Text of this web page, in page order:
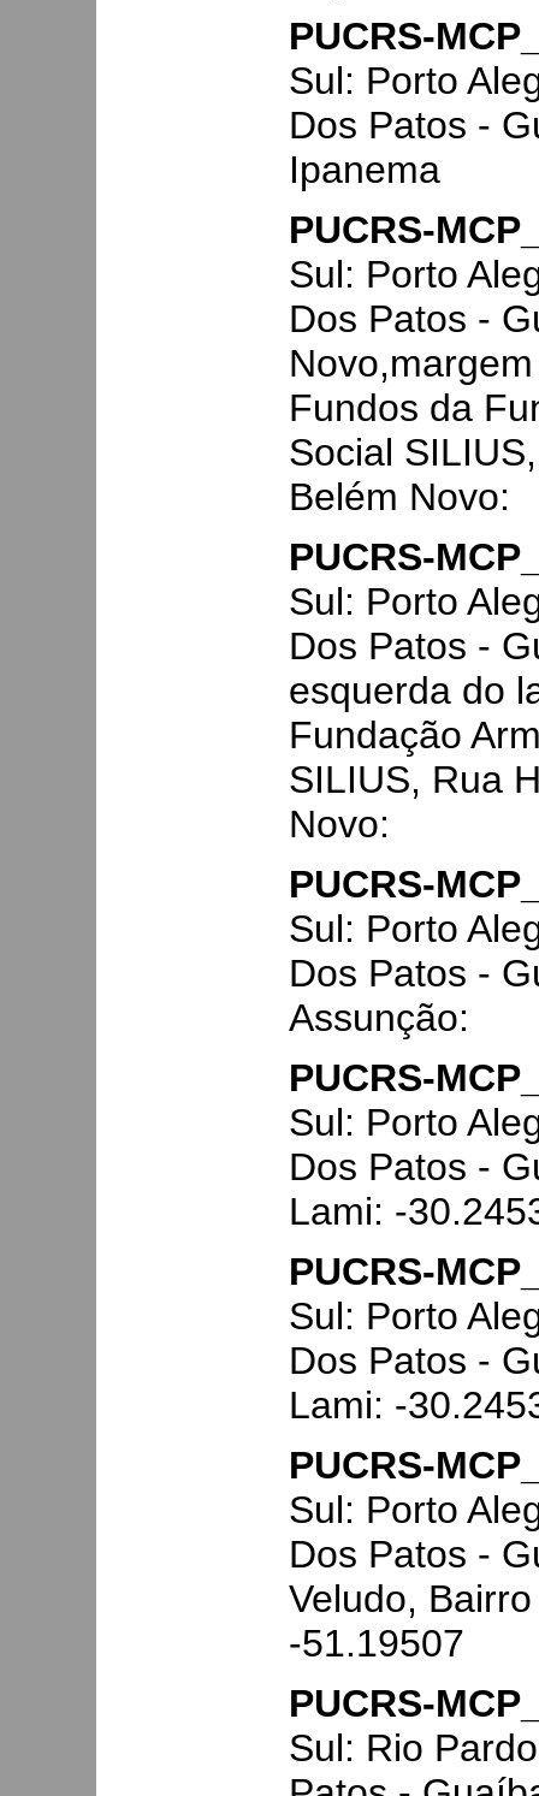
PUCRS-
Sul: Porto
Dos Patos -
Ipanema
PUCRS-
Sul: Porto
Dos Patos -
Fundos da
Social
Belém Novo:
PUCRS-
Sul: Porto
Dos Patos -
esquerda do
Fundação
SILIUS, Rua
Novo:
PUCRS-
Sul: Porto
Dos Patos -
Assunção:
PUCRS-
Sul: Porto
Dos Patos -
Lami: -
PUCRS-
Sul: Porto
Dos Patos -
Lami: -
PUCRS-
Sul: Porto
Dos Patos -
Veludo,
-51.19507
PUCRS-
Sul: Rio